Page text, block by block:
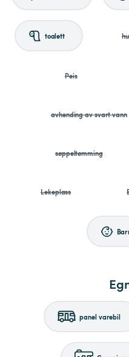
toalett
Peis
avhending av svart vann
søppeltømming
Lekeplass
panel varebil